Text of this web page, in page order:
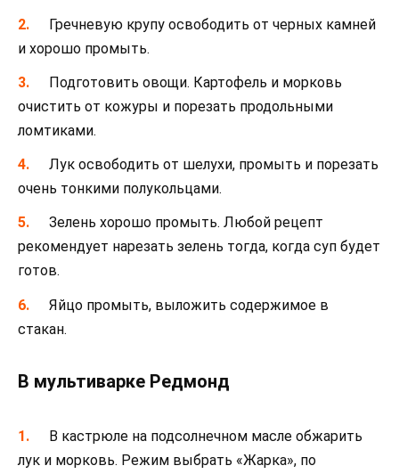
Гречневую крупу освободить от черных камней
и хорошо промыть.
Подготовить овощи. Картофель и морковь
очистить от кожуры и порезать продольными
ломтиками.
Лук освободить от шелухи, промыть и порезать
очень тонкими полукольцами.
Зелень хорошо промыть. Любой рецепт
рекомендует нарезать зелень тогда, когда суп будет
готов.
Яйцо промыть, выложить содержимое в
стакан.
В мультиварке Редмонд
В кастрюле на подсолнечном масле обжарить
лук и морковь. Режим выбрать «Жарка», по